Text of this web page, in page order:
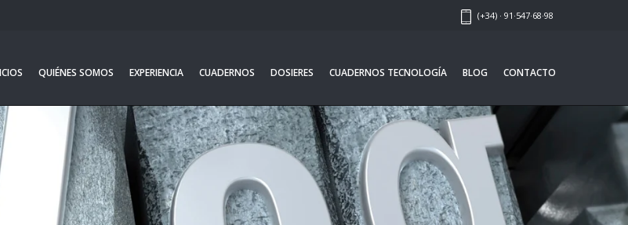
(+34) · 91·547·68·98
QUIÉNES SOMOS EXPERIENCIA CUADERNOS DOSIERES CUADERNOS TECNOLOGÍA BLOG CONTACTO